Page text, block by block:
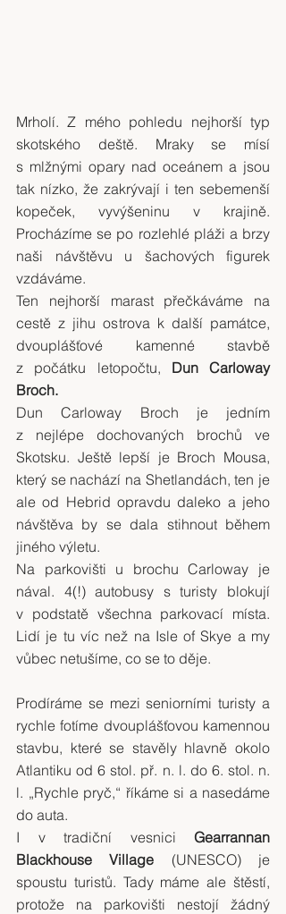
Mrholí. Z mého pohledu nejhorší typ
skotského deště. Mraky se mísí
s mlžnými opary nad oceánem a jsou
tak nízko, že zakrývají i ten sebemenší
kopeček, vyvýšeninu v krajině.
Procházíme se po rozlehlé pláži a brzy
naši návštěvu u šachových figurek
vzdáváme.
Ten nejhorší marast přečkáváme na
cestě z jihu ostrova k další památce,
dvouplášťové kamenné stavbě
z počátku letopočtu, Dun Carloway
Broch.
Dun Carloway Broch je jedním
z nejlépe dochovaných brochů ve
Skotsku. Ještě lepší je Broch Mousa,
který se nachází na Shetlandách, ten je
ale od Hebrid opravdu daleko a jeho
návštěva by se dala stihnout během
jiného výletu.
Na parkovišti u brochu Carloway je
nával. 4(!) autobusy s turisty blokují
v podstatě všechna parkovací místa.
Lidí je tu víc než na Isle of Skye a my
vůbec netušíme, co se to děje.
Prodíráme se mezi seniorními turisty a
rychle fotíme dvouplášťovou kamennou
stavbu, které se stavěly hlavně okolo
Atlantiku od 6 stol. př. n. l. do 6. stol. n.
l. „Rychle pryč,“ říkáme si a nasedáme
do auta.
I v tradiční vesnici Gearrannan
Blackhouse Village (UNESCO) je
spoustu turistů. Tady máme ale štěstí,
protože na parkovišti nestojí žádný